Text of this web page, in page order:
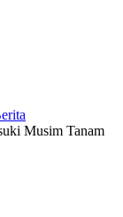
Musim Tanam